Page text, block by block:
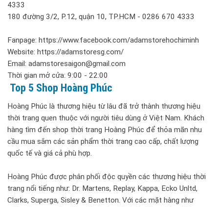
4333
180 đường 3/2, P.12, quận 10, TP.HCM - 0286 670 4333
Fanpage: https://www.facebook.com/adamstorehochiminh
Website: https://adamstoresg.com/
Email: adamstoresaigon@gmail.com
Thời gian mở cửa: 9:00 - 22:00
Top 5 Shop Hoàng Phúc
Hoàng Phúc là thương hiệu từ lâu đã trở thành thương hiệu
thời trang quen thuộc với người tiêu dùng ở Việt Nam. Khách
hàng tìm đến shop thời trang Hoàng Phúc để thỏa mãn nhu
cầu mua sắm các sản phẩm thời trang cao cấp, chất lượng
quốc tế và giá cả phù hợp.
Hoàng Phúc được phân phối độc quyền các thương hiệu thời
trang nổi tiếng như: Dr. Martens, Replay, Kappa, Ecko Unltd,
Clarks, Superga, Sisley & Benetton. Với các mặt hàng như